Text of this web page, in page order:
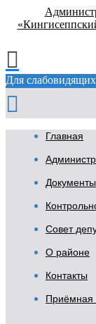
Для слабовидящих
Главная
Документы
Совет
О районе
Контакты
Приёмная